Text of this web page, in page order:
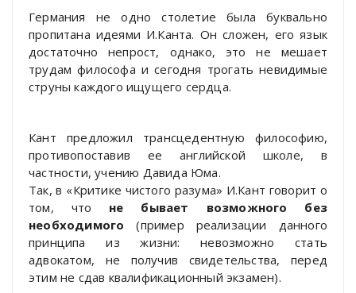
Германия не одно столетие была буквально
пропитана идеями И.Канта. Он сложен, его язык
достаточно непрост, однако, это не мешает
трудам философа и сегодня трогать невидимые
струны каждого ищущего сердца.
Кант предложил трансцедентную философию,
противопоставив ее английской школе, в
частности, учению Давида Юма.
Так, в «Критике чистого разума» И.Кант говорит о
том, что не бывает возможного без
необходимого (пример реализации данного
принципа из жизни: невозможно стать
адвокатом, не получив свидетельства, перед
этим не сдав квалификационный экзамен).